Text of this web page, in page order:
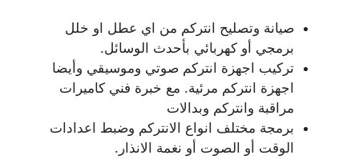
صيانة وتصليح انتركم من اي عطل او خلل
برمجي أو كهربائي بأحدث الوسائل.
تركيب اجهزة انتركم صوتي وموسيقي وأيضا
اجهزة انتركم مرئية. مع خبرة فني كاميرات
مراقبة وانتركم وبدالات
برمجة مختلف انواع الانتركم وضبط اعدادات
الوقت أو الصوت أو نغمة الانذار.